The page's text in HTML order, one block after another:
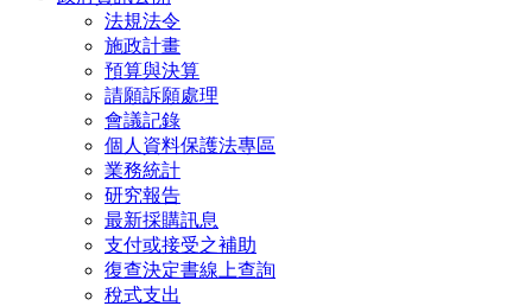
法規法令
施政計畫
預算與決算
請願訴願處理
會議記錄
個人資料保護法專區
業務統計
研究報告
最新採購訊息
支付或接受之補助
復查決定書線上查詢
稅式支出